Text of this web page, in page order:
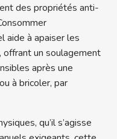
des propriétés anti-
aide à apaiser les
un soulagement
après une
à bricoler, par
qu’il s’agisse